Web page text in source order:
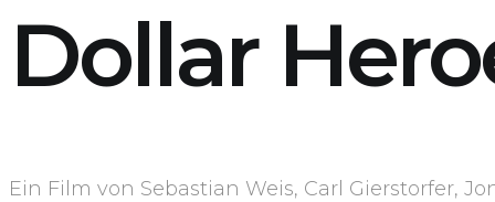
Dollar
Ein Film von Sebastian Weis, Carl Gierstorfer,